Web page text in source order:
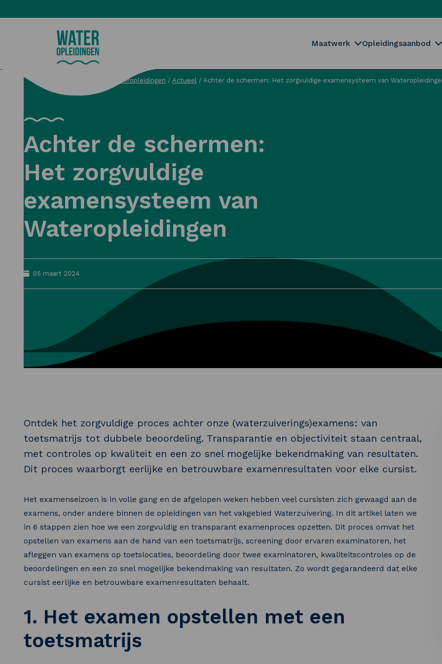
Maatwerk Opleidingsaanbod
Wateropleidingen / Actueel / Achter de schermen: Het zorgvuldige examensysteem van
Achter de schermen:
Het zorgvuldige
examensysteem van
Wateropleidingen
05 maart 2024
Ontdek het zorgvuldige proces achter onze (waterzuiverings)examens: van
toetsmatrijs tot dubbele beoordeling. Transparantie en objectiviteit staan centraal,
met controles op kwaliteit en een zo snel mogelijke bekendmaking van resultaten.
Dit proces waarborgt eerlijke en betrouwbare examenresultaten voor elke cursist.
Het examenseizoen is in volle gang en de afgelopen weken hebben veel cursisten zich gewaagd aan de
examens, onder andere binnen de opleidingen van het vakgebied Waterzuivering. In dit artikel laten we
in 6 stappen zien hoe we een zorgvuldig en transparant examenproces opzetten. Dit proces omvat het
opstellen van examens aan de hand van een toetsmatrijs, screening door ervaren examinatoren, het
afleggen van examens op toetslocaties, beoordeling door twee examinatoren, kwaliteitscontroles op de
beoordelingen en een zo snel mogelijke bekendmaking van resultaten. Zo wordt gegarandeerd dat elke
cursist eerlijke en betrouwbare examenresultaten behaalt.
1. Het examen opstellen met een
toetsmatrijs